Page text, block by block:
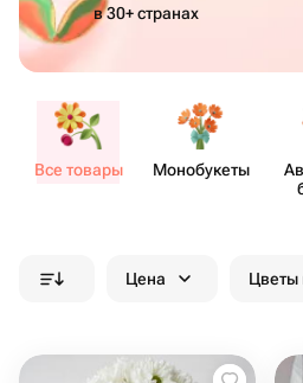
в 30+ странах
Все товары Моно​букеты
Цена Цветы